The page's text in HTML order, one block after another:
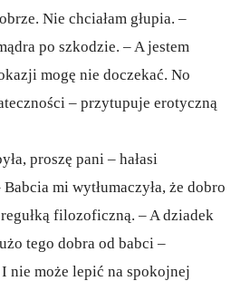
Nie chciałam głupia. –
po szkodzie. – A jestem
mogę nie doczekać. No
– przytupuje erotyczną
proszę pani – hałasi
mi wytłumaczyła, że dobro
filozoficzną. – A dziadek
tego dobra od babci –
nie może lepić na spokojnej